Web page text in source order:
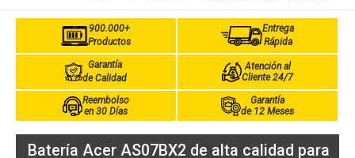
900.000+
Productos
Entrega
Rápida
Garantía
de Calidad
Atención al
Cliente 24/7
Reembolso
en 30 Días
Garantía
de 12 Meses
Batería Acer AS07BX2 de alta calidad para